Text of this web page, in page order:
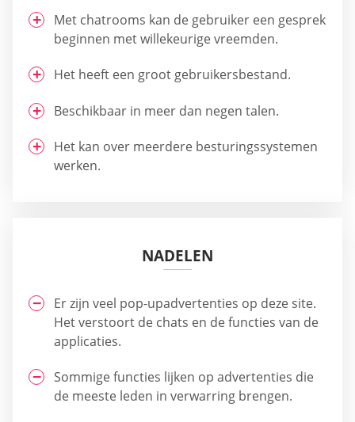
Met chatrooms kan de gebruiker een gesprek
beginnen met willekeurige vreemden.
Het heeft een groot gebruikersbestand.
Beschikbaar in meer dan negen talen.
Het kan over meerdere besturingssystemen
werken.
NADELEN
Er zijn veel pop-upadvertenties op deze site.
Het verstoort de chats en de functies van de
applicaties.
Sommige functies lijken op advertenties die
de meeste leden in verwarring brengen.